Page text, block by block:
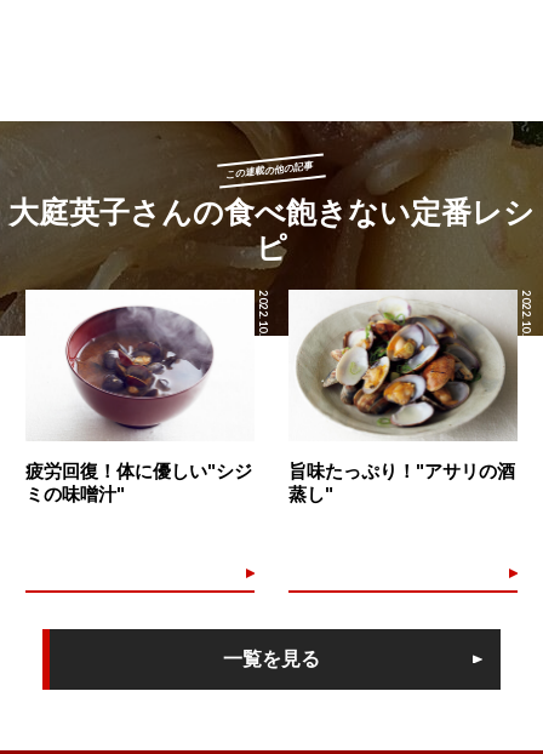
この連載の他の記事
大庭英子さんの食べ飽きない定番レシ
ピ
2022.10.22
疲労回復！体に優しい"シジ
ミの味噌汁"
2022.10.21
旨味たっぷり！"アサリの酒
蒸し"
一覧を見る